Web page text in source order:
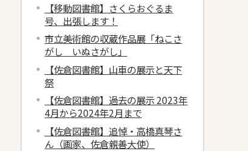
【移動図書館】さくらおぐるま
号、出張します！
市立美術館の収蔵作品展「ねこさ
がし いぬさがし」
【佐倉図書館】山車の展示と天下
祭
【佐倉図書館】過去の展示 2023年
4月から2024年2月まで
【佐倉図書館】追悼・高橋真琴さ
ん（画家、佐倉親善大使）